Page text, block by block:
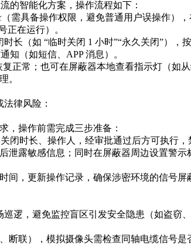
的智能化方案，操作流程如下：​
需具备操作权限，避免普通用户误操作），
正在运行）。​
长（如 “临时关闭 1 小时”“永久关闭”），
知（如短信、APP 消息）。​
正常；也可在屏蔽器本地查看指示灯（如
。​
律风险：​
，操作前需完成三步准备：​
闭时长、操作人，经审批通过后方可执行，
泄露敏感信息；同时在屏蔽器周边设置警示
，更新操作记录，确保涉密环境的信号屏
逻，避免监控盲区引发安全隐患（如盗窃
断联），模拟摄像头需检查同轴电缆信号是